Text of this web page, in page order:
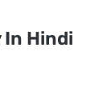
Hindi